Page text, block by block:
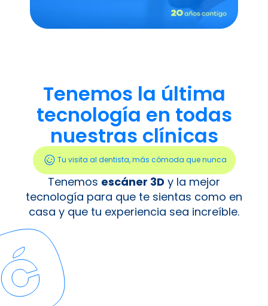
Tenemos la última
tecnología en todas
nuestras clínicas
Tu visita al dentista, más cómoda que nunca
Tenemos escáner 3D y la mejor
tecnología para que te sientas como en
casa y que tu experiencia sea increíble.